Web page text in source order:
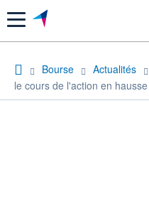
Menu
Bourse Actualités
le cours de l'action en